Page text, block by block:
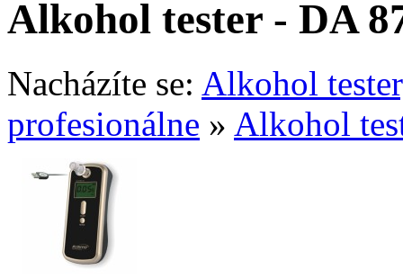
Alkohol tester - DA
Nacházíte se: Alkohol
profesionálne » Alkohol